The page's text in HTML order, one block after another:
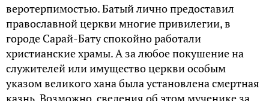
веротерпимостью. Батый лично предоставил
православной церкви многие привилегии, в
городе Сарай-Бату спокойно работали
христианские храмы. А за любое покушение на
служителей или имущество церкви особым
указом великого хана была установлена смертная